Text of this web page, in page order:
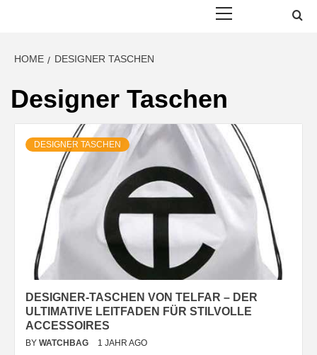
HOME DESIGNER TASCHEN
Designer Taschen
DESIGNER TASCHEN
DESIGNER-TASCHEN VON TELFAR – DER
ULTIMATIVE LEITFADEN FÜR STILVOLLE
ACCESSOIRES
BY WATCHBAG 1 JAHR AGO